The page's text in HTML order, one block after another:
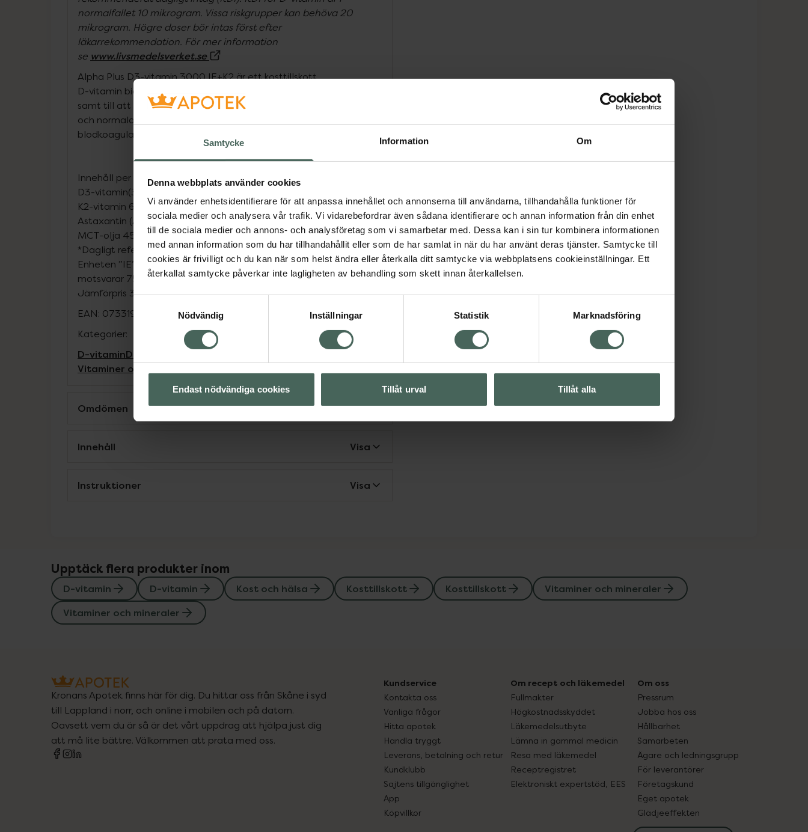
Samtycke Information Om
Denna webbplats använder cookies
Vi använder enhetsidentifierare för att anpassa innehållet och annonserna till användarna, tillhandahålla funktioner för
sociala medier och analysera vår trafik. Vi vidarebefordrar även sådana identifierare och annan information från din enhet
till de sociala medier och annons- och analysföretag som vi samarbetar med. Dessa kan i sin tur kombinera informationen
med annan information som du har tillhandahållit eller som de har samlat in när du har använt deras tjänster. Samtycke till
cookies är frivilligt och du kan när som helst ändra eller återkalla ditt samtycke via webbplatsens cookieinställningar. Ett
återkallat samtycke påverkar inte lagligheten av behandling som skett innan återkallelsen.
Nödvändig
Inställningar Statistik Marknadsföring
Endast nödvändiga cookies Tillåt urval Tillåt alla
normalfallet 10 mikrogram. Vissa riskgrupper kan behöva 20
mikrogram. Högre doser bör intas först efter
läkarrekommendation. För mer information
se www.livsmedelsverket.se
Alpha Plus D3-vitamin 3000 IE+K2 är ett kosttillskott.
D-vitamin bidrar till immunsystemets normala funktion
samt till att bibehålla normal benstomme, normal muskelfunktion
och normala tänder. K-vitamin bidrar till normal
blodkoagulation och till att bibehålla normal benstomme.
Innehåll per 1 kap (% av DRI)
D3-vitamin(3000 IE) 75 µg (1500)
K2-vitamin 60 µg (80)
Astaxantin (Astapure®) 500 µg (*)
MCT-olja 450 mg (*)
*Dagligt referensintag (DRI) ej fastställt.
Enheten ”IE” står för internationella enheter och 3000 IE
motsvarar 75 μg.
Jämförpris 3,49 kr/st
EAN: 07331985041645
Kategorier:
D-vitaminD-vitamin
Vitaminer och mineraler
Omdömen Visa
Innehåll Visa
Instruktioner Visa
Upptäck flera produkter inom
D-vitamin D-vitamin Kost och hälsa Kosttillskott Kosttillskott
Vitaminer och mineraler
Vitaminer och mineraler
Kronans Apotek finns här för dig. Du hittar oss från Skåne i syd
till Lappland i norr, och online i mobilen och på datorn.
Oavsett vem du är så är det vårt uppdrag att hjälpa just dig
att må lite bättre. Välkommen att prata med oss.
Kundservice
Kontakta oss
Vanliga frågor
Hitta apotek
Handla tryggt
Leverans, betalning och retur
Kundklubb
Sajtens tillgänglighet
App
Köpvillkor
Om recept och läkemedel
Fullmakter
Högkostnadsskyddet
Läkemedelsutbyte
Lämna in gammal medicin
Resa med läkemedel
Receptregistret
Elektroniskt expertstöd, EES
Om oss
Pressrum
Jobba hos oss
Hållbarhet
Samarbeten
Ägare och ledningsgrupp
För leverantörer
Företagskund
Eget apotek
Glädjeeffekten